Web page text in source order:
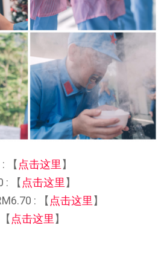
【点击这里】
: 【点击这里】
: 【点击这里】
点击这里】